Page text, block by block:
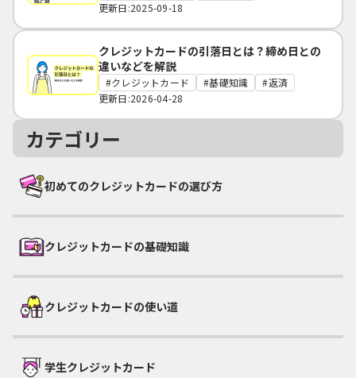
更新日:2025-09-18
クレジットカードの引落日とは？締め日との
違いなどを解説
クレジットカード 基礎知識
返済
更新日:2026-04-28
カテゴリー
初めてのクレジットカードの選び方
クレジットカードの基礎知識
クレジットカードの使い道
学生クレジットカード